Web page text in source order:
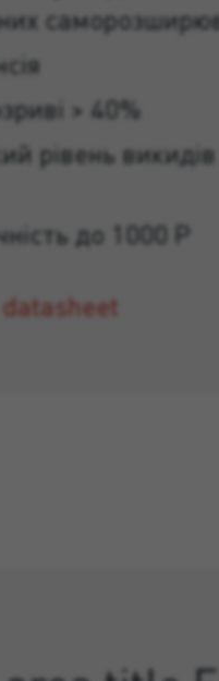
> 40%
рівень
до 1000 P